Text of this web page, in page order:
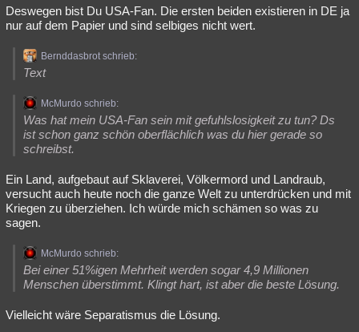
Deswegen bist Du USA-Fan. Die ersten beiden existieren in DE ja
nur auf dem Papier und sind selbiges nicht wert.
Bernddasbrot schrieb:
Text
McMurdo schrieb:
Was hat mein USA-Fan sein mit gefuhlslosigkeit zu tun? Ds
ist schon ganz schön oberflächlich was du hier gerade so
schreibst.
Ein Land, aufgebaut auf Sklaverei, Völkermord und Landraub,
versucht auch heute noch die ganze Welt zu unterdrücken und mit
Kriegen zu überziehen. Ich würde mich schämen so was zu
sagen.
McMurdo schrieb:
Bei einer 51%igen Mehrheit werden sogar 4,9 Millionen
Menschen überstimmt. Klingt hart, ist aber die beste Lösung.
Vielleicht wäre Separatismus die Lösung.